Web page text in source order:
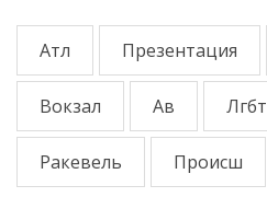
Атл Презентация
Вокзал Ав Лгбт
Ракевель Происш